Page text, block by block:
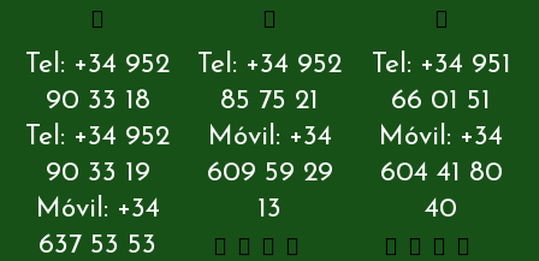
Tel: +34 952
90 33 18
Tel: +34 952
90 33 19
Móvil: +34
637 53 53
Tel: +34 952
85 75 21
Móvil: +34
609 59 29
13
Tel: +34 951
66 01 51
Móvil: +34
604 41 80
40